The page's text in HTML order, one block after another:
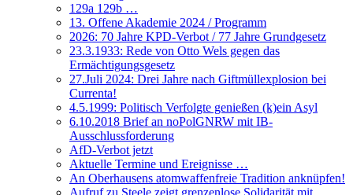
129a 129b …
13. Offene Akademie 2024 / Programm
2026: 70 Jahre KPD-Verbot / 77 Jahre Grundgesetz
23.3.1933: Rede von Otto Wels gegen das
Ermächtigungsgesetz
27.Juli 2024: Drei Jahre nach Giftmüllexplosion bei
Currenta!
4.5.1999: Politisch Verfolgte genießen (k)ein Asyl
6.10.2018 Brief an noPolGNRW mit IB-
Ausschlussforderung
AfD-Verbot jetzt
Aktuelle Termine und Ereignisse …
An Oberhausens atomwaffenfreie Tradition anknüpfen!
Aufruf zu Steele zeigt grenzenlose Solidarität mit